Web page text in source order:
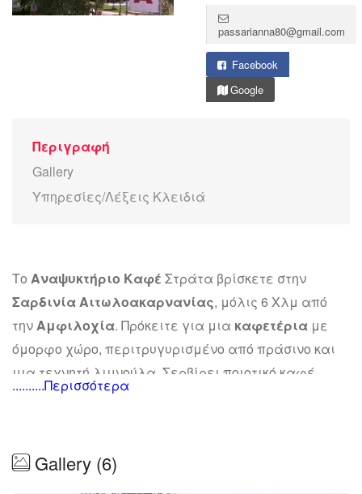
passarianna80@gmail.com
Facebook
Google
Περιγραφή
Gallery
Υπηρεσίες/Λέξεις Κλειδιά
Το Αναψυκτήριο Καφέ Στράτα βρίσκετε στην
Σαρδινία Αιτωλοακαρνανίας, μόλις 6 Χλμ από
τηνΑμφιλοχία. Πρόκειτε για μια καφετέρια με
όμορφο χώρο, περιτρυγυρισμένο από πράσινο και
μια τεχνητή λιμνούλα. Σερβίρει ποιοτικό καφέ,
γευστικά ροφήματα, αναψυκτικά και ποικιλία από
γλυκα!
..........Περισσότερα
Gallery (6)